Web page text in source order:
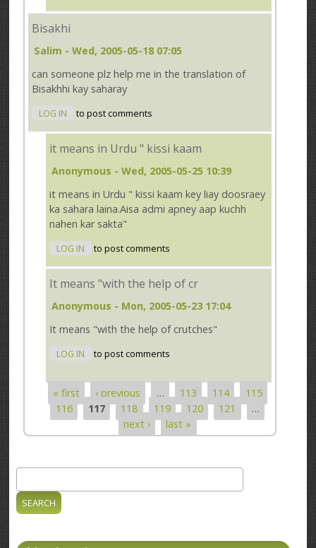
Bisakhi
Salim - Wed, 2005-05-18 07:05
can someone plz help me in the translation of
Bisakhhi kay saharay
LOG IN to post comments
it means in Urdu " kissi kaam
Anonymous - Wed, 2005-05-25 10:39
it means in Urdu " kissi kaam key liay doosraey
ka sahara laina.Aisa admi apney aap kuchh
nahen kar sakta"
LOG IN to post comments
It means "with the help of cr
Anonymous - Mon, 2005-05-23 17:04
It means "with the help of crutches"
LOG IN to post comments
Pages
« first ‹ previous … 113 114
115
116
117 118 119 120 121
…
next ›
last »
Search form